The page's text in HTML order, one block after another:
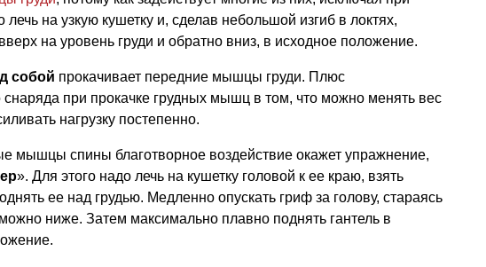
на узкую кушетку и, сделав небольшой изгиб в локтях,
на уровень груди и обратно вниз, в исходное положение.
собой прокачивает передние мышцы груди. Плюс
снаряда при прокачке грудных мышц в том, что можно менять вес
нагрузку постепенно.
мышцы спины благотворное воздействие окажет упражнение,
». Для этого надо лечь на кушетку головой к ее краю, взять
ее над грудью. Медленно опускать гриф за голову, стараясь
ниже. Затем максимально плавно поднять гантель в